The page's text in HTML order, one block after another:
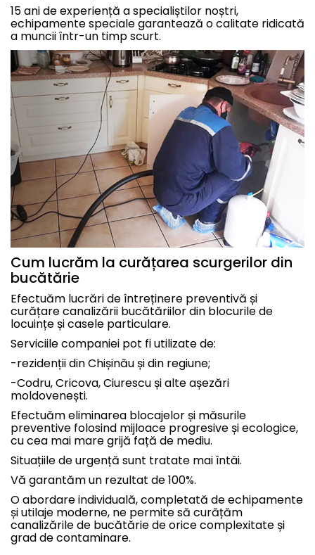
15 ani de experiență a specialiștilor noștri,
echipamente speciale garantează o calitate ridicată
a muncii într-un timp scurt.
Cum lucrăm la curățarea scurgerilor din
bucătărie
Efectuăm lucrări de întreținere preventivă și
curățare canalizării bucătăriilor din blocurile de
locuințe și casele particulare.
Serviciile companiei pot fi utilizate de:
-rezidenții din Chișinău și din regiune;
-Codru, Cricova, Ciurescu și alte așezări
moldovenești.
Efectuăm eliminarea blocajelor și măsurile
preventive folosind mijloace progresive și ecologice,
cu cea mai mare grijă față de mediu.
Situațiile de urgență sunt tratate mai întâi.
Vă garantăm un rezultat de 100%.
O abordare individuală, completată de echipamente
și utilaje moderne, ne permite să curățăm
canalizările de bucătărie de orice complexitate și
grad de contaminare.